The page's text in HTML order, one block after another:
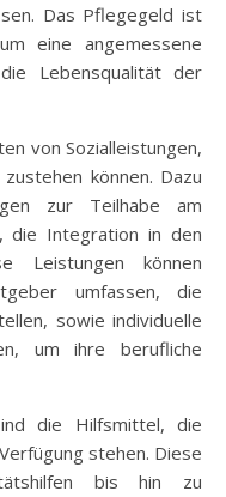
Das Pflegegeld ist
eine angemessene
Lebensqualität der
von Sozialleistungen,
können. Dazu
zur Teilhabe am
die Integration in den
Leistungen können
umfassen, die
sowie individuelle
um ihre berufliche
die Hilfsmittel, die
stehen. Diese
bis hin zu